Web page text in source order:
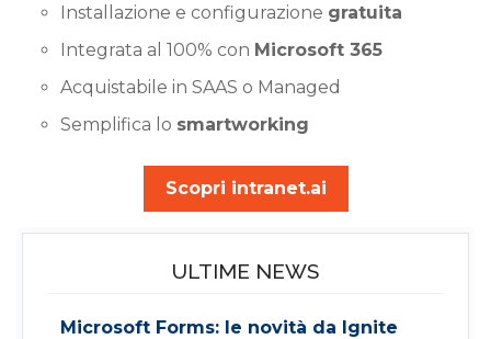
Installazione e configurazione gratuita
Integrata al 100% con Microsoft 365
Acquistabile in SAAS o Managed
Semplifica lo smartworking
Scopri intranet.ai
ULTIME NEWS
Microsoft Forms: le novità da Ignite